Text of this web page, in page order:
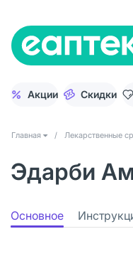
Акции Скидки
Главная / Лекарственные
Эдарби
Основное